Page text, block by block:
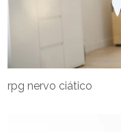
rpg nervo ciático